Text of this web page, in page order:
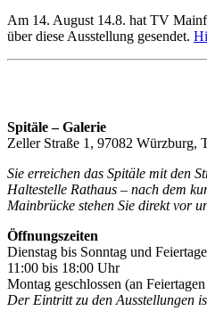
Am 14. August 14.8. hat TV
über diese Ausstellung gesendet.
Spitäle – Galerie
Zeller Straße 1, 97082 Würzburg,
Sie erreichen das Spitäle mit den
Haltestelle Rathaus – nach dem
Mainbrücke stehen Sie direkt vor
Öffnungszeiten
Dienstag bis Sonntag und
11:00 bis 18:00 Uhr
Montag geschlossen (an
Der Eintritt zu den Ausstellungen